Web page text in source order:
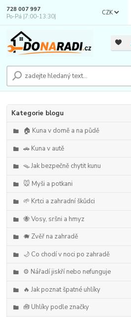
CZK
728 007 997
Po-Pá |7:00-13:30|
Kategorie blogu
🏠 Kuna v domě a na půdě
🚗 Kuna v autě
🪤 Jak bezpečně chytit kunu
🐭 Myši a potkani
🌱 Krtci a zahradní škůdci
🐝 Vosy, sršni a hmyz
🐗 Zvěř na zahradě
🌙 Co chodí v noci po zahradě
⚙️ Nářadí jiskří nebo nefunguje
🔥 Jak poznat špatné uhlíky
🧰 Uhlíky podle značky